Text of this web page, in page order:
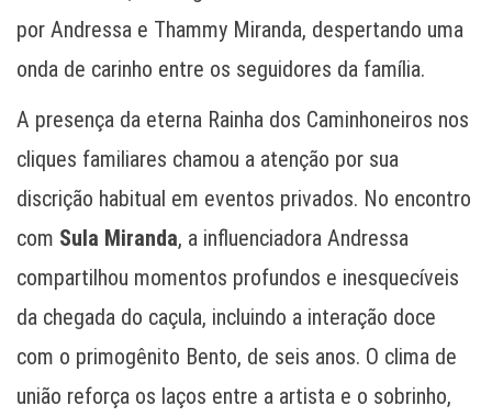
por Andressa e Thammy Miranda, despertando uma
onda de carinho entre os seguidores da família.
A presença da eterna Rainha dos Caminhoneiros nos
cliques familiares chamou a atenção por sua
discrição habitual em eventos privados. No encontro
com Sula Miranda, a influenciadora Andressa
compartilhou momentos profundos e inesquecíveis
da chegada do caçula, incluindo a interação doce
com o primogênito Bento, de seis anos. O clima de
união reforça os laços entre a artista e o sobrinho,